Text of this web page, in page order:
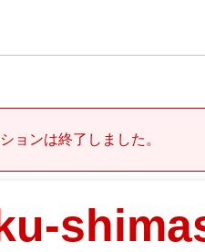
ョンは終了しました。